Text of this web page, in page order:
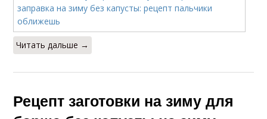
Читать дальше →
Рецепт заготовки на зиму для